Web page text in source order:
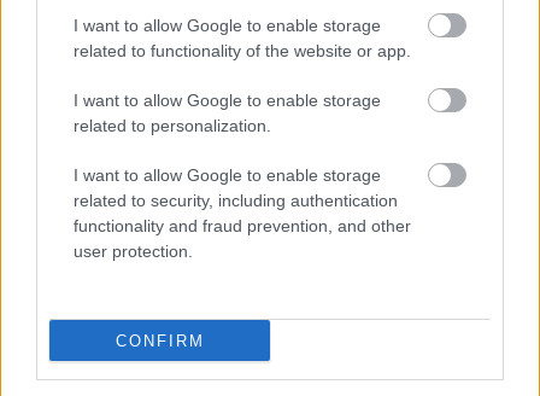
I want to allow Google to enable storage
related to functionality of the website or app.
I want to allow Google to enable storage
related to personalization.
I want to allow Google to enable storage
related to security, including authentication
functionality and fraud prevention, and other
user protection.
CONFIRM
Valores de mercado: ¿Cambio de tendencia?
28. agosto 2020 PorJesus Gallo
Tras varias semanas de bajada, los valores de mercado empiezan a
subir. ¿Hay cambio de tendencia o es algo pasajero? ¿Qué estrategia
seguir en este escenario?